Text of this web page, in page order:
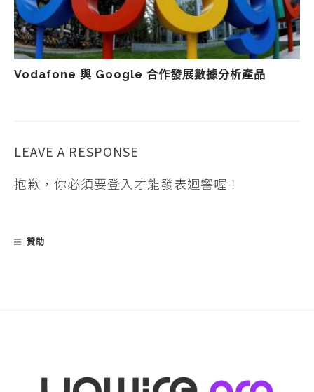
Vodafone 與 Google 合作發展數據分析產品
LEAVE A RESPONSE
抱歉，你必須要登入才能發表迴響喔！
贊助